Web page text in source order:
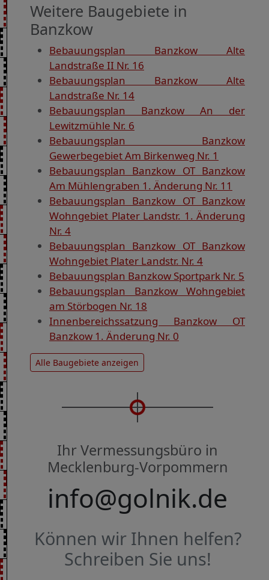
Weitere Baugebiete in
Banzkow
Bebauungsplan Banzkow Alte
Landstraße II Nr. 16
Bebauungsplan Banzkow Alte
Landstraße Nr. 14
Bebauungsplan Banzkow An der
Lewitzmühle Nr. 6
Bebauungsplan Banzkow
Gewerbegebiet Am Birkenweg Nr. 1
Bebauungsplan Banzkow OT Banzkow
Am Mühlengraben 1. Änderung Nr. 11
Bebauungsplan Banzkow OT Banzkow
Wohngebiet Plater Landstr. 1. Änderung
Nr. 4
Bebauungsplan Banzkow OT Banzkow
Wohngebiet Plater Landstr. Nr. 4
Bebauungsplan Banzkow Sportpark Nr. 5
Bebauungsplan Banzkow Wohngebiet
am Störbogen Nr. 18
Innenbereichssatzung Banzkow OT
Banzkow 1. Änderung Nr. 0
Alle Baugebiete anzeigen
Ihr Vermessungsbüro in
Mecklenburg-Vorpommern
info@golnik.de
Können wir Ihnen helfen?
Schreiben Sie uns!